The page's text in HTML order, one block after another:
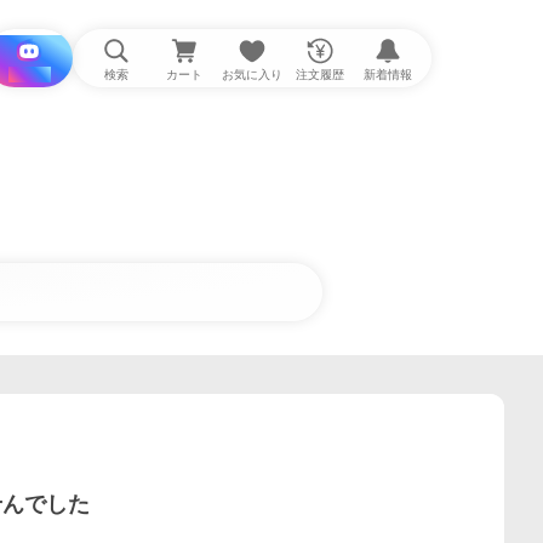
i と探す 検索 カート お気に入り 注文履歴 新着情報
でした